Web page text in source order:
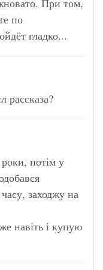
по
гладко...
потім у
заходжу на
навіть і купую